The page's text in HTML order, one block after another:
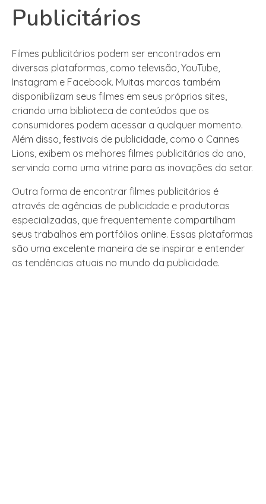
Publicitários
Filmes publicitários podem ser encontrados em
diversas plataformas, como televisão, YouTube,
Instagram e Facebook. Muitas marcas também
disponibilizam seus filmes em seus próprios sites,
criando uma biblioteca de conteúdos que os
consumidores podem acessar a qualquer momento.
Além disso, festivais de publicidade, como o Cannes
Lions, exibem os melhores filmes publicitários do ano,
servindo como uma vitrine para as inovações do setor.
Outra forma de encontrar filmes publicitários é
através de agências de publicidade e produtoras
especializadas, que frequentemente compartilham
seus trabalhos em portfólios online. Essas plataformas
são uma excelente maneira de se inspirar e entender
as tendências atuais no mundo da publicidade.